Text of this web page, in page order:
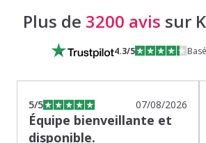
Plus de 3200 avis sur
4.3/5
5/5 07/08/2026
Équipe bienveillante et
disponible.